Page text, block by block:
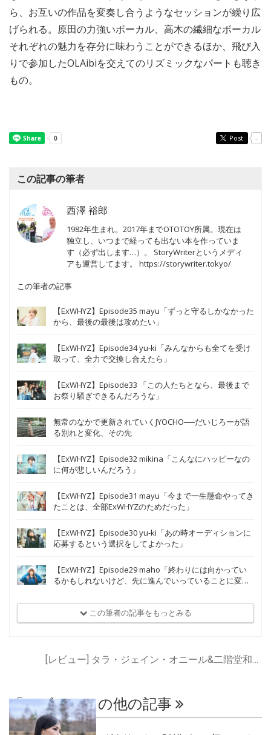
ら、お互いの作品を変奏し合うようなセッションが繰り広
げられる。原田の力強いボーカル、高木の繊細なボーカル
それぞれの魅力を存分に味わうことができるほか、飛び入
りで参加したOLAibiを交えてのリズミックなパートも聴き
もの。
Post -
この記事の筆者
西澤 裕郎
1982年生まれ。2017年までOTOTOY所属。現在は
独立し、いつまで経っても出ない本を作っていま
す（必ず出します…）。 StoryWriterというメディ
アも運営してます。 https://storywriter.tokyo/
この筆者の記事
【ExWHYZ】Episode35 mayu「ずっと守るしかなかった
から、最後の最後は攻めたい」
【ExWHYZ】Episode34 yu-ki「みんなからも全てを受け
取って、全力で交換し合えたら」
【ExWHYZ】Episode33 「この人たちとなら、最後まで
お祭り騒ぎできるんだろうな」
無常のなかで更新されていくJYOCHO──だいじろーが語
る別れと変化、その先
【ExWHYZ】Episode32 mikina「こんなにハッピーなの
に何が悲しいんだろう」
【ExWHYZ】Episode31 mayu「今まで一生懸命やってき
たことは、全部ExWHYZのためだった」
【ExWHYZ】Episode30 yu-ki「あの時オーディションに
応募するという選択をしてよかった」
【ExWHYZ】Episode29 maho「終わりには向かってい
るかもしれないけど、先に進んでいっていることに変わ
この筆者の記事をもっとみる
「レビュー」の他の記事